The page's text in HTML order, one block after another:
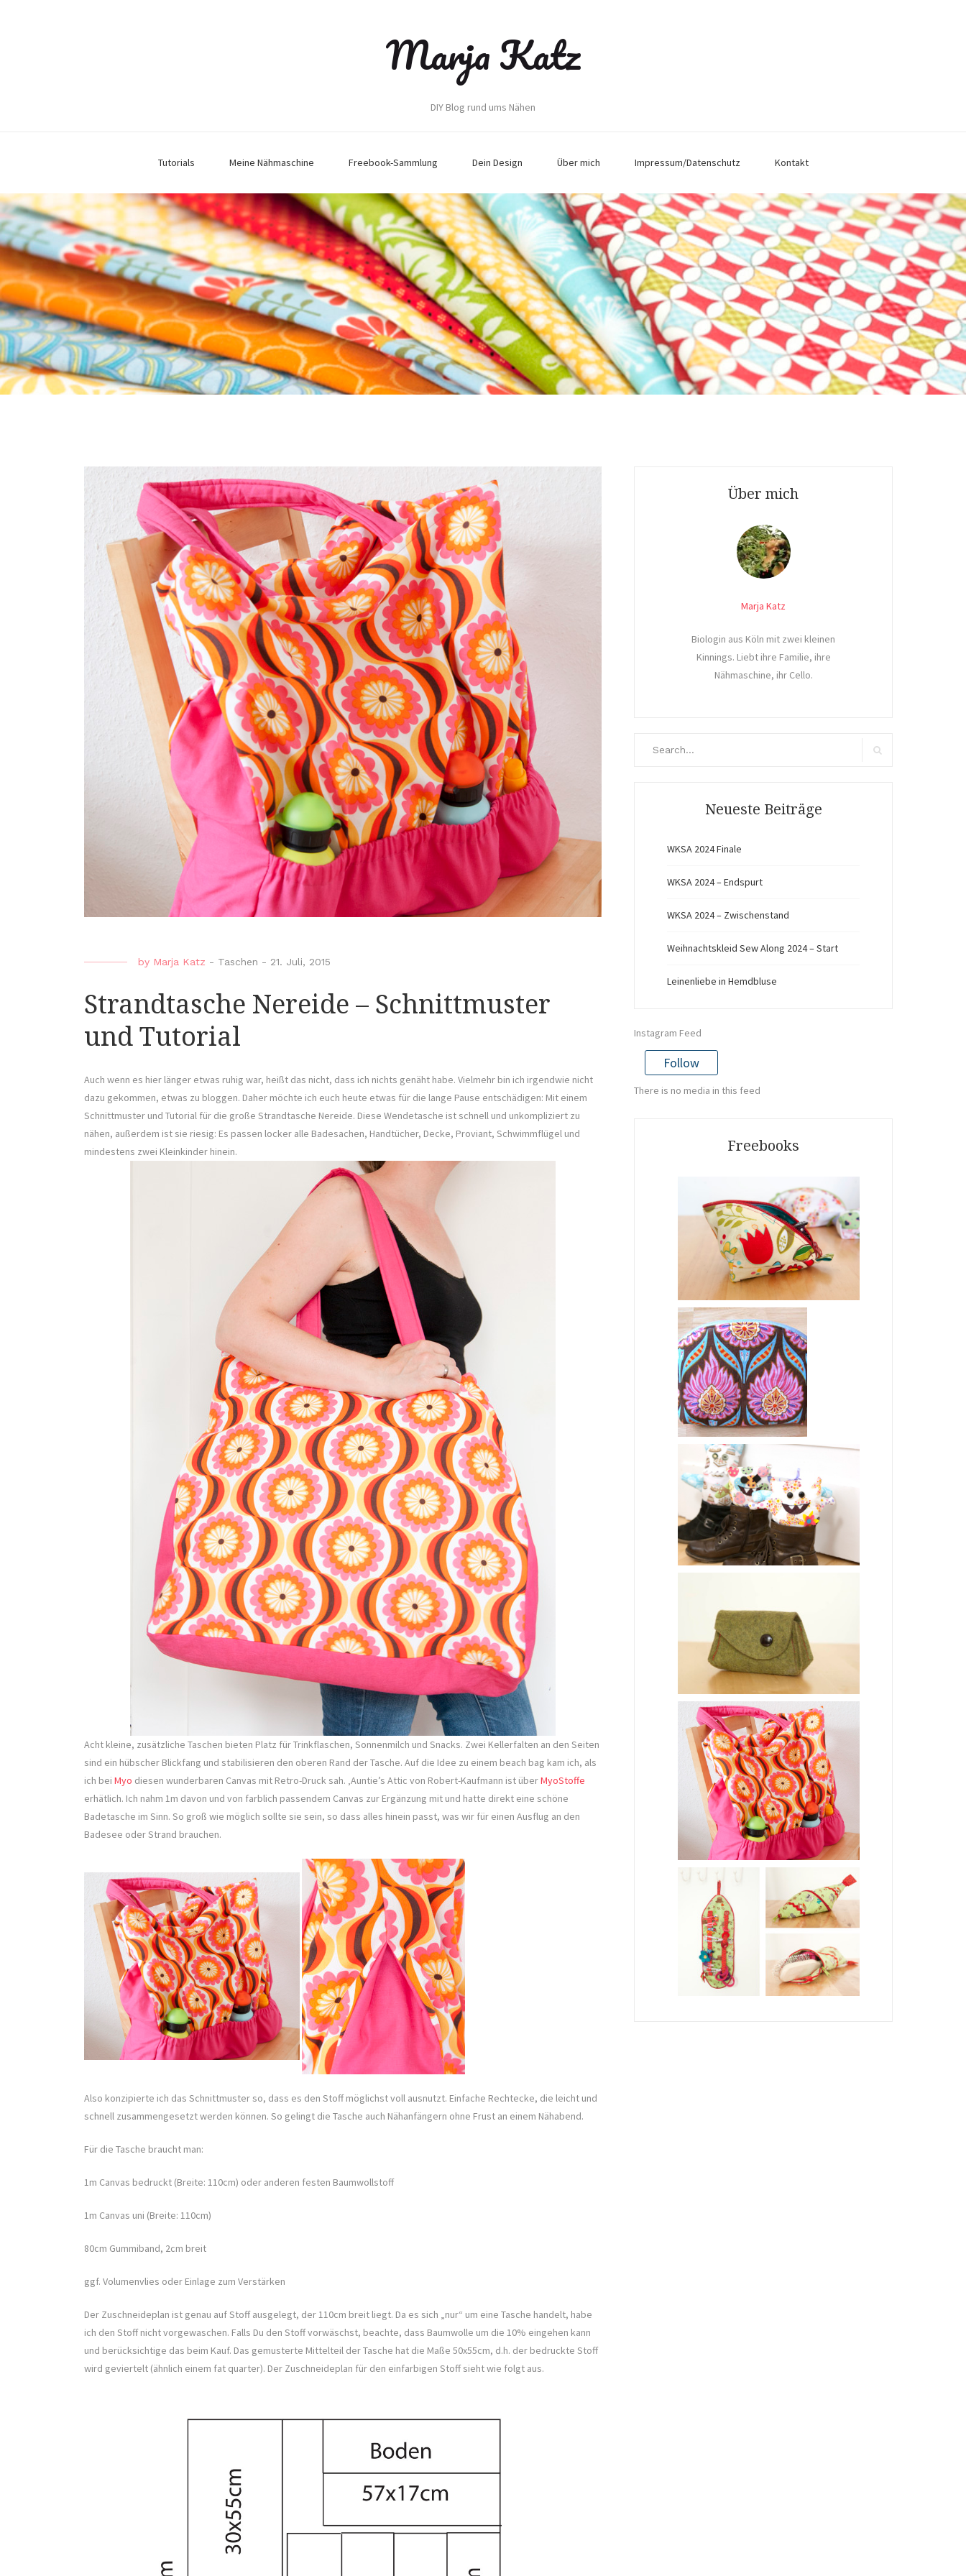
Marja Katz
DIY Blog rund ums Nähen
Tutorials Meine Nähmaschine Freebook-Sammlung Dein Design Über mich Impressum/Datenschutz Kontakt
by Marja Katz - Taschen - 21. Juli, 2015
Strandtasche Nereide – Schnittmuster
und Tutorial
Auch wenn es hier länger etwas ruhig war, heißt das nicht, dass ich nichts genäht habe. Vielmehr bin ich irgendwie nicht
dazu gekommen, etwas zu bloggen. Daher möchte ich euch heute etwas für die lange Pause entschädigen: Mit einem
Schnittmuster und Tutorial für die große Strandtasche Nereide. Diese Wendetasche ist schnell und unkompliziert zu
nähen, außerdem ist sie riesig: Es passen locker alle Badesachen, Handtücher, Decke, Proviant, Schwimmflügel und
mindestens zwei Kleinkinder hinein.
Acht kleine, zusätzliche Taschen bieten Platz für Trinkflaschen, Sonnenmilch und Snacks. Zwei Kellerfalten an den Seiten
sind ein hübscher Blickfang und stabilisieren den oberen Rand der Tasche. Auf die Idee zu einem beach bag kam ich, als
ich bei Myo diesen wunderbaren Canvas mit Retro-Druck sah. ‚Auntie’s Attic von Robert-Kaufmann ist überMyoStoffe
erhätlich. Ich nahm 1m davon und von farblich passendem Canvas zur Ergänzung mit und hatte direkt eine schöne
Badetasche im Sinn. So groß wie möglich sollte sie sein, so dass alles hinein passt, was wir für einen Ausflug an den
Badesee oder Strand brauchen.
Also konzipierte ich das Schnittmuster so, dass es den Stoff möglichst voll ausnutzt. Einfache Rechtecke, die leicht und
schnell zusammengesetzt werden können. So gelingt die Tasche auch Nähanfängern ohne Frust an einem Nähabend.
Für die Tasche braucht man:
1m Canvas bedruckt (Breite: 110cm) oder anderen festen Baumwollstoff
1m Canvas uni (Breite: 110cm)
80cm Gummiband, 2cm breit
ggf. Volumenvlies oder Einlage zum Verstärken
Der Zuschneideplan ist genau auf Stoff ausgelegt, der 110cm breit liegt. Da es sich „nur“ um eine Tasche handelt, habe
ich den Stoff nicht vorgewaschen. Falls Du den Stoff vorwäschst, beachte, dass Baumwolle um die 10% eingehen kann
und berücksichtige das beim Kauf. Das gemusterte Mittelteil der Tasche hat die Maße 50x55cm, d.h. der bedruckte Stoff
wird geviertelt (ähnlich einem fat quarter). Der Zuschneideplan für den einfarbigen Stoff sieht wie folgt aus.
Über mich
Marja Katz
Biologin aus Köln mit zwei kleinen
Kinnings. Liebt ihre Familie, ihre
Nähmaschine, ihr Cello.
Neueste Beiträge
WKSA 2024 Finale
WKSA 2024 – Endspurt
WKSA 2024 – Zwischenstand
Weihnachtskleid Sew Along 2024 – Start
Leinenliebe in Hemdbluse
Instagram Feed
Follow
There is no media in this feed
Freebooks